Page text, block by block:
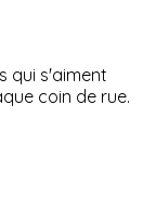
qui s'aiment
coin de rue.